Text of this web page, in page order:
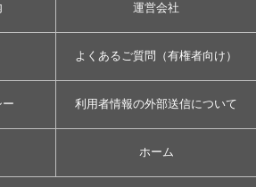
運営会社
よくあるご質問（有権者向け）
利用者情報の外部送信について
ホーム